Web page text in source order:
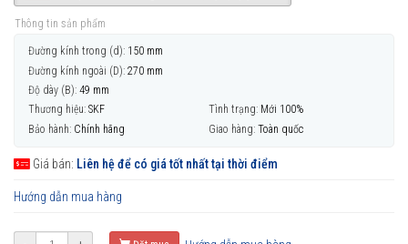
Thông tin sản phẩm
Đường kính trong (d): 150 mm
Đường kính ngoài (D): 270 mm
Độ dày (B): 49 mm
Thương hiệu: SKF Tình trạng: Mới 100%
Bảo hành: Chính hãng Giao hàng: Toàn quốc
Giá bán: Liên hệ để có giá tốt nhất tại thời điểm
Hướng dẫn mua hàng